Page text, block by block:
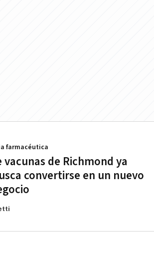
vacunas de Richmond ya
convertirse en un nuevo
farmacéutica